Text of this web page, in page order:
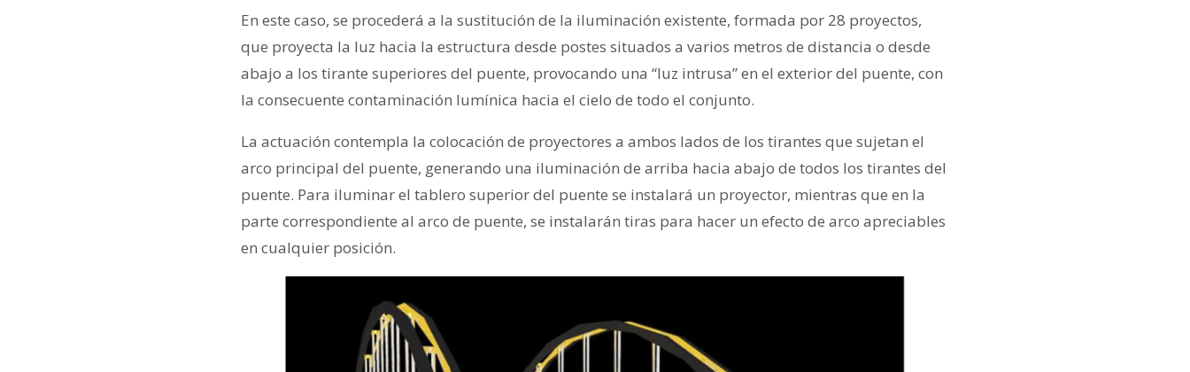
En este caso, se procederá a la sustitución de la iluminación existente, formada por 28 proyectos,
que proyecta la luz hacia la estructura desde postes situados a varios metros de distancia o desde
abajo a los tirante superiores del puente, provocando una “luz intrusa” en el exterior del puente, con
la consecuente contaminación lumínica hacia el cielo de todo el conjunto.
La actuación contempla la colocación de proyectores a ambos lados de los tirantes que sujetan el
arco principal del puente, generando una iluminación de arriba hacia abajo de todos los tirantes del
puente. Para iluminar el tablero superior del puente se instalará un proyector, mientras que en la
parte correspondiente al arco de puente, se instalarán tiras para hacer un efecto de arco apreciables
en cualquier posición.